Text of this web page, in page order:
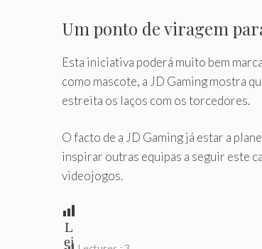
Um ponto de viragem
Esta iniciativa poderá muito bem
como mascote, a JD Gaming mostra
estreita os laços com os torcedores.
O facto de a JD Gaming já estar a
inspirar outras equipas a seguir este
videojogos.
L
ei